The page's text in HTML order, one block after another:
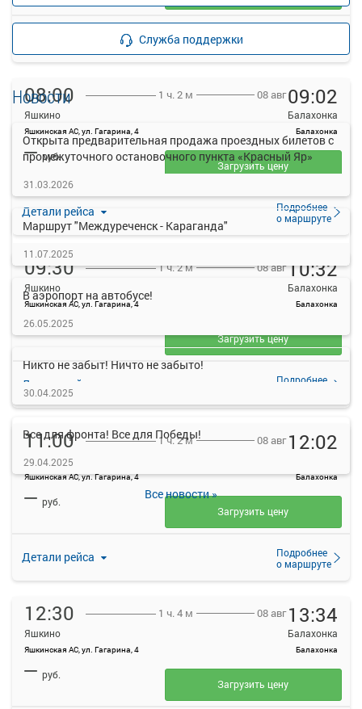
08:00
Яшкино
Яшкинская АС, ул. Гагарина, 4
1 ч. 2 м 08 авг09:02
Балахонка
Балахонка
Детали рейса
Подробнее
о маршруте
— руб.
Загрузить цену
09:30
Яшкино
Яшкинская АС, ул. Гагарина, 4
1 ч. 2 м 08 авг10:32
Балахонка
Балахонка
Детали рейса
Подробнее
— руб.
Загрузить цену
11:00
Яшкино
Яшкинская АС, ул. Гагарина, 4
1 ч. 2 м 08 авг 12:02
Балахонка
Детали рейса
Подробнее
о маршруте
— руб.
Загрузить цену
12:30
Яшкино
Яшкинская АС, ул. Гагарина, 4
1 ч. 4 м 08 авг 13:34
Балахонка
Балахонка
— руб.
Загрузить цену
Служба поддержки
Новости
Открыта предварительная продажа проездных билетов с
промежуточного остановочного пункта «Красный Яр»
31.03.2026
Маршрут "Междуреченск - Караганда"
11.07.2025
В аэропорт на автобусе!
26.05.2025
Никто не забыт! Ничто не забыто!
30.04.2025
Все для фронта! Все для Победы!
29.04.2025
Все новости »